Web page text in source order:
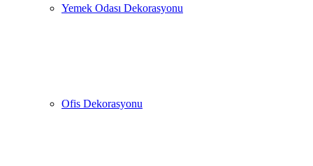
Yemek Odası Dekorasyonu
Ofis Dekorasyonu